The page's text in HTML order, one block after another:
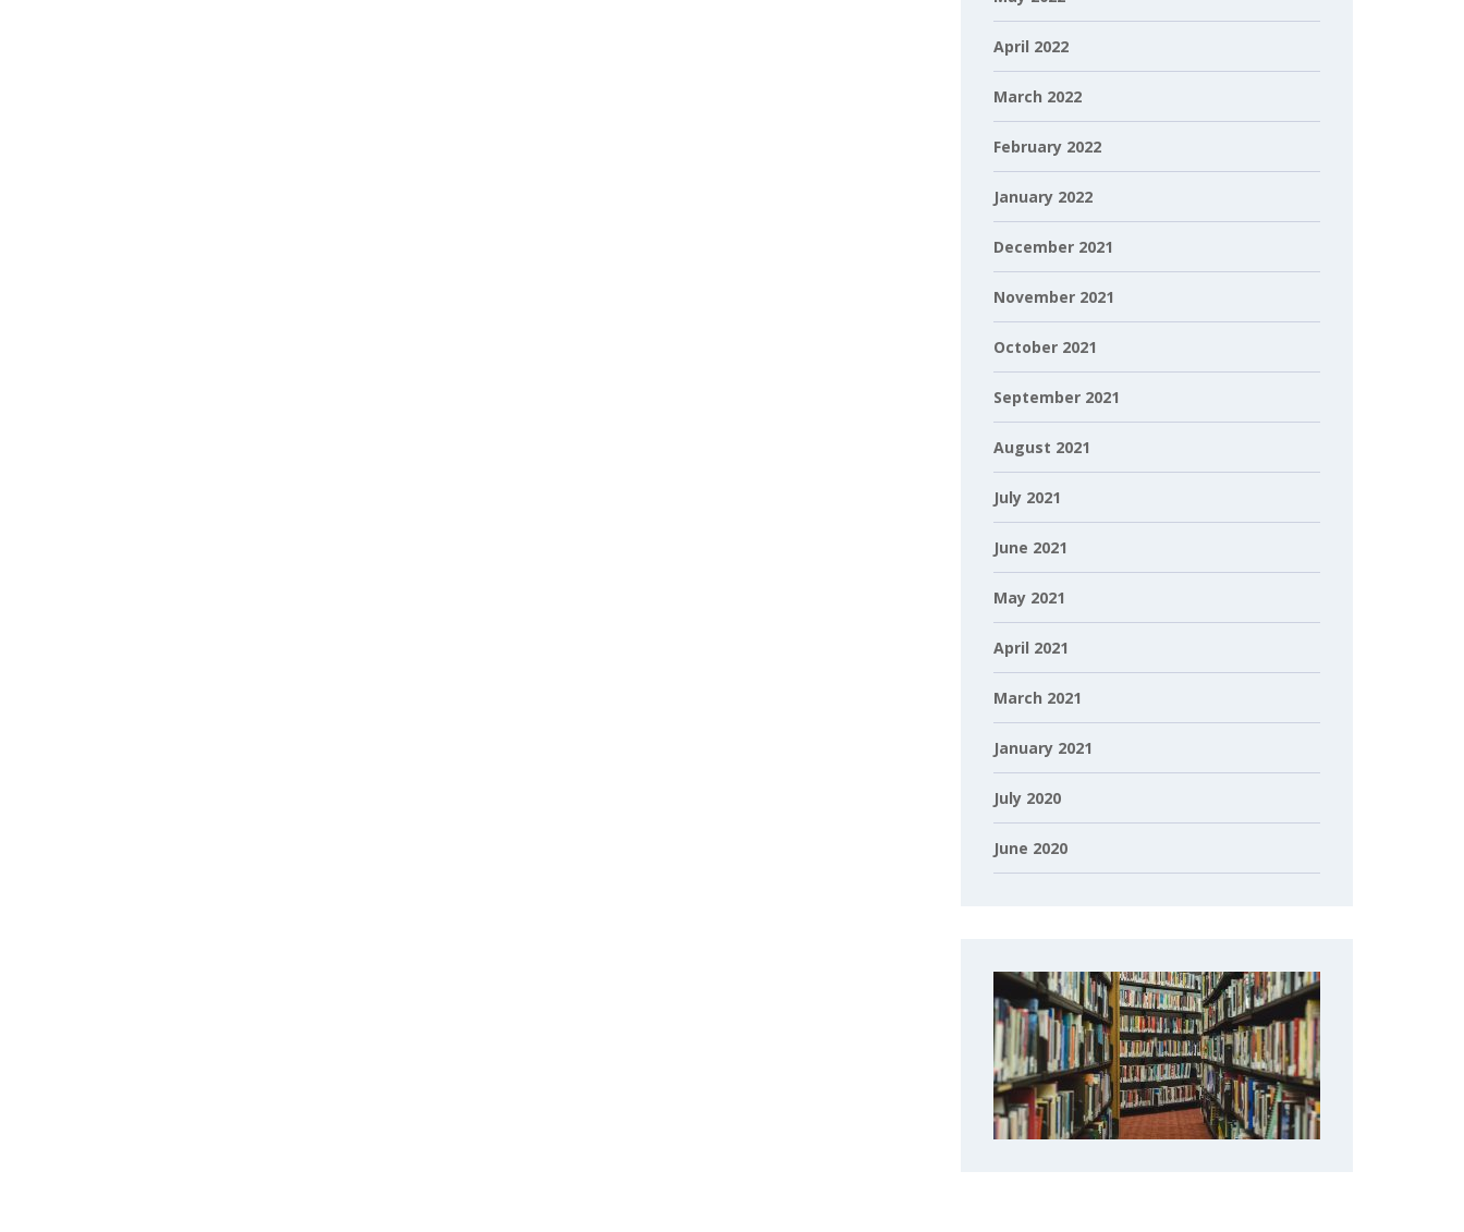
April 2022
March 2022
February 2022
January 2022
December 2021
November 2021
October 2021
September 2021
August 2021
July 2021
June 2021
May 2021
April 2021
March 2021
January 2021
July 2020
June 2020